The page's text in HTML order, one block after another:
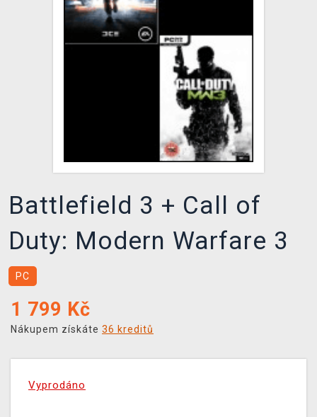
XZONE KLUB
Battlefield 3 + Call of
Duty: Modern Warfare 3
PC
1 799 Kč
Nákupem získáte 36 kreditů
Vyprodáno